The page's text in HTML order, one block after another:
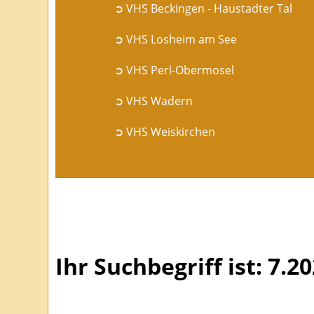
➲ VHS Beckingen - Haustadter Tal
➲ VHS Losheim am See
➲ VHS Perl-Obermosel
➲ VHS Wadern
➲ VHS Weiskirchen
Ihr Suchbegriff ist: